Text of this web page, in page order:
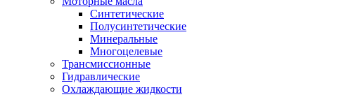
Синтетические
Полусинтетические
Минеральные
Многоцелевые
Трансмиссионные
Гидравлические
Охлаждающие жидкости